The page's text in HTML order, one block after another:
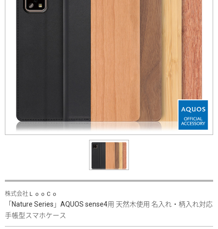
株式会社ＬｏｏＣｏ
「Nature Series」AQUOS sense4用 天然木使用 名入れ・柄入れ対応
手帳型スマホケース